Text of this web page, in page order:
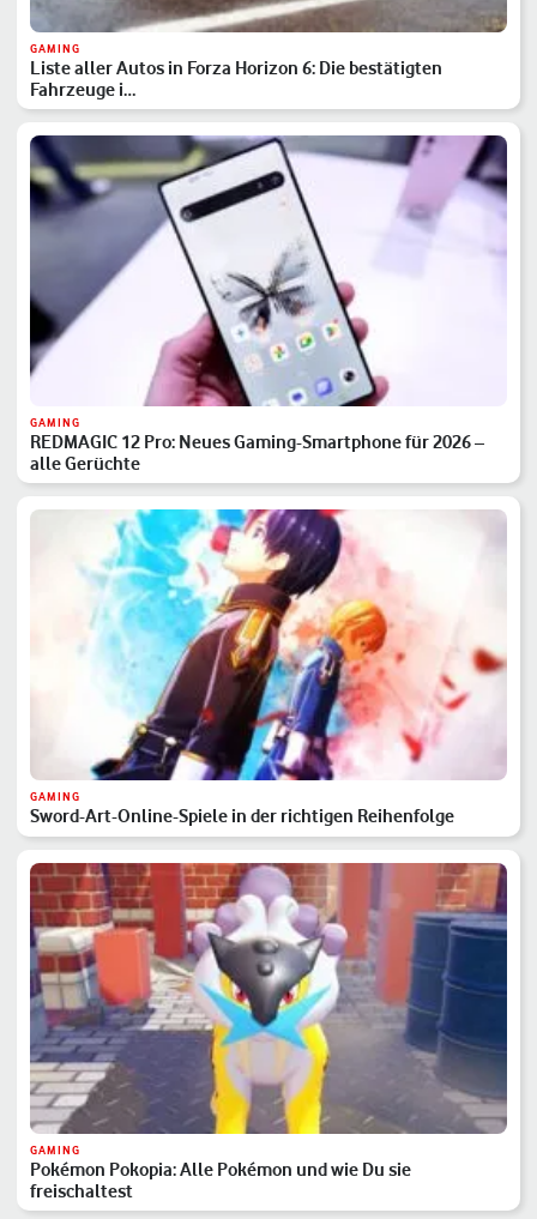
GAMING
Liste aller Autos in Forza Horizon 6: Die bestätigten
Fahrzeuge i…
GAMING
REDMAGIC 12 Pro: Neues Gaming-Smartphone für 2026 –
alle Gerüchte
GAMING
Sword-Art-Online-Spiele in der richtigen Reihenfolge
GAMING
Pokémon Pokopia: Alle Pokémon und wie Du sie
freischaltest